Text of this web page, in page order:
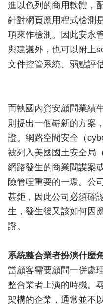
進以色列的商用軟體，
針對網頁應用程式檢測
項來作檢測。因此安永
與建議外，也可以附上
文件控管系統、弱點評
而執國內資安顧問業績
則提出一個嶄新的方案
證。網路空間安全（
被列入美國國土安全局
網路發生的商業間諜案
險管理重要的一環。公
甚鉅，因此公司必須確
生，發生後又該如何因
證。
系統整合業者扮演什麼
當顧客需要顧問一併處
整合業者上演的時機。
架構的企業，通常並不